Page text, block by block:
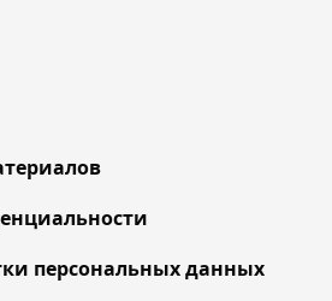
персональных данных